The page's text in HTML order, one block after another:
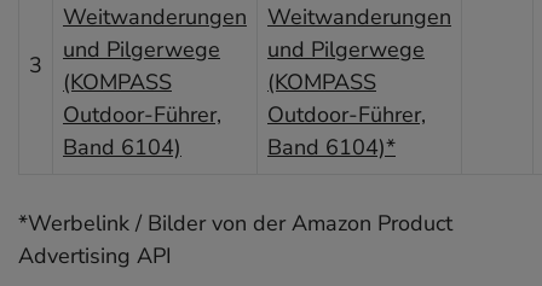
3
Weitwanderungen
und Pilgerwege
(KOMPASS
Outdoor-Führer,
Band 6104)*
*Werbelink / Bilder von der Amazon Product
Advertising API